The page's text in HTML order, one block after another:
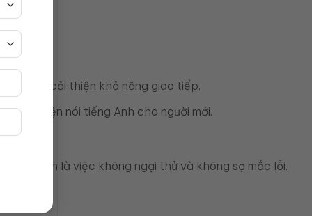
dần dần cải thiện khả năng giao tiếp.
luyện nói tiếng Anh cho người mới.
bộ chính là việc không ngại thử và không sợ mắc lỗi.